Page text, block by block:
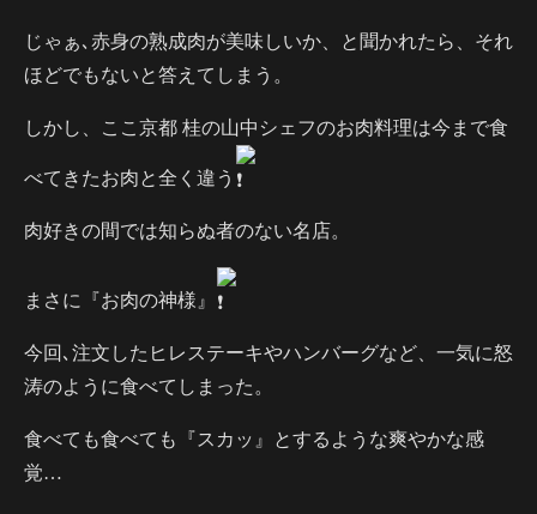
じゃぁ､赤身の熟成肉が美味しいか、と聞かれたら、それ
ほどでもないと答えてしまう。
しかし、ここ京都 桂の山中シェフのお肉料理は今まで食
べてきたお肉と全く違う
肉好きの間では知らぬ者のない名店。
まさに『お肉の神様』
今回､注文したヒレステーキやハンバーグなど、一気に怒
涛のように食べてしまった。
食べても食べても『スカッ』とするような爽やかな感
覚…